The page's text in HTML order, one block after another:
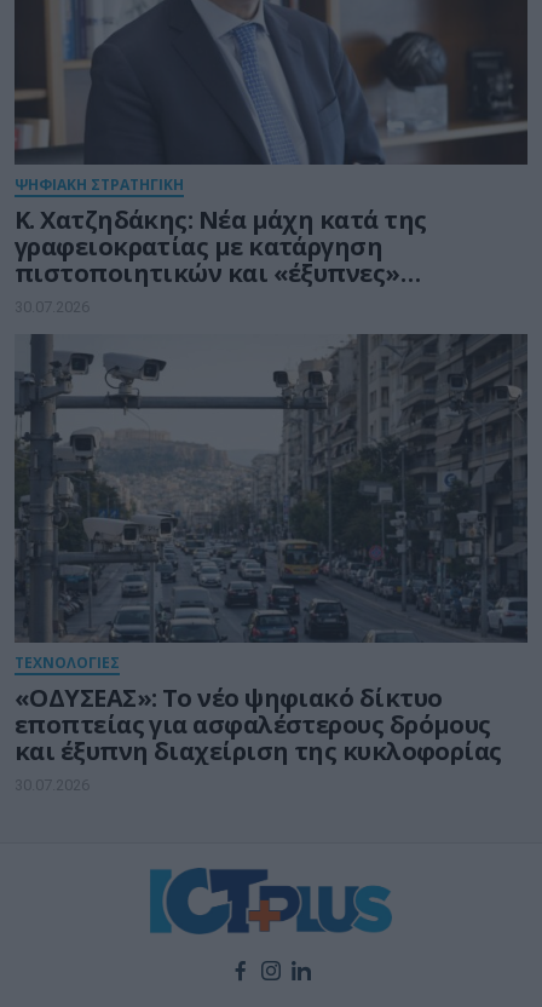
ΨΗΦΙΑΚΗ ΣΤΡΑΤΗΓΙΚΗ
Κ. Χατζηδάκης: Νέα μάχη κατά της
γραφειοκρατίας με κατάργηση
πιστοποιητικών και «έξυπνες»
διασταυρώσεις του Δημοσίου
30.07.2026
ΤΕΧΝΟΛΟΓΙΕΣ
«ΟΔΥΣΕΑΣ»: Το νέο ψηφιακό δίκτυο
εποπτείας για ασφαλέστερους δρόμους
και έξυπνη διαχείριση της κυκλοφορίας
30.07.2026